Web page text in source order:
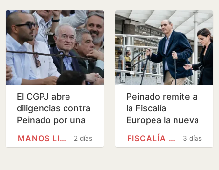
El CGPJ abre
diligencias contra
Peinado por una
Manos Limpias2 días
MANOS LIMPIAS
Peinado remite a
la Fiscalía
Europea la nueva
investigación
sobre el
3 días
FISCALÍA EUROPEA